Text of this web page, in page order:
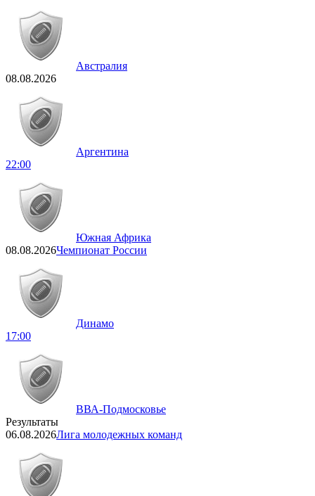
Австралия
08.08.2026
Аргентина
22:00
Южная Африка
08.08.2026Чемпионат России
Динамо
17:00
ВВА-Подмосковье
Результаты
06.08.2026Лига молодежных команд